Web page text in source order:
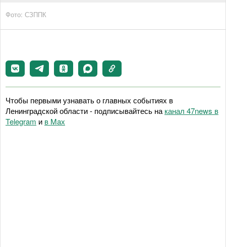
Фото: СЗППК
Чтобы первыми узнавать о главных событиях в
Ленинградской области - подписывайтесь на канал 47news в
Telegram и в Maх